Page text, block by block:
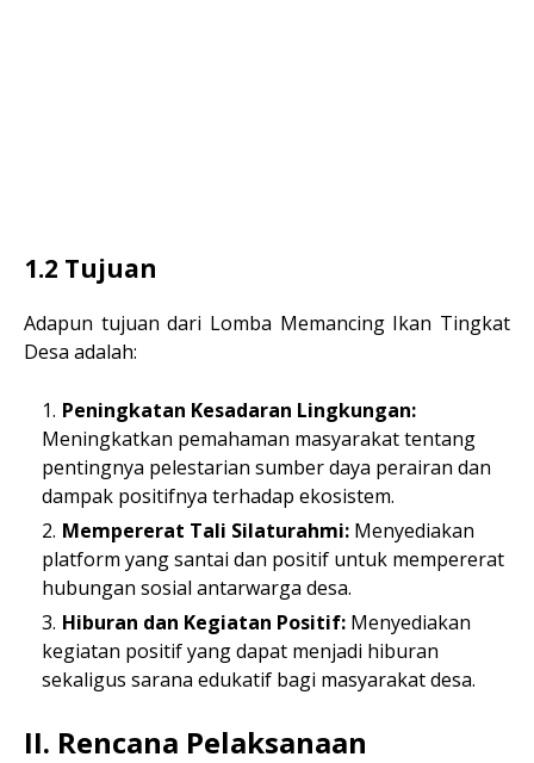
1.2 Tujuan
Adapun tujuan dari Lomba Memancing Ikan Tingkat
Desa adalah:
Peningkatan Kesadaran Lingkungan:
Meningkatkan pemahaman masyarakat tentang
pentingnya pelestarian sumber daya perairan dan
dampak positifnya terhadap ekosistem.
Mempererat Tali Silaturahmi: Menyediakan
platform yang santai dan positif untuk mempererat
hubungan sosial antarwarga desa.
Hiburan dan Kegiatan Positif: Menyediakan
kegiatan positif yang dapat menjadi hiburan
sekaligus sarana edukatif bagi masyarakat desa.
II. Rencana Pelaksanaan